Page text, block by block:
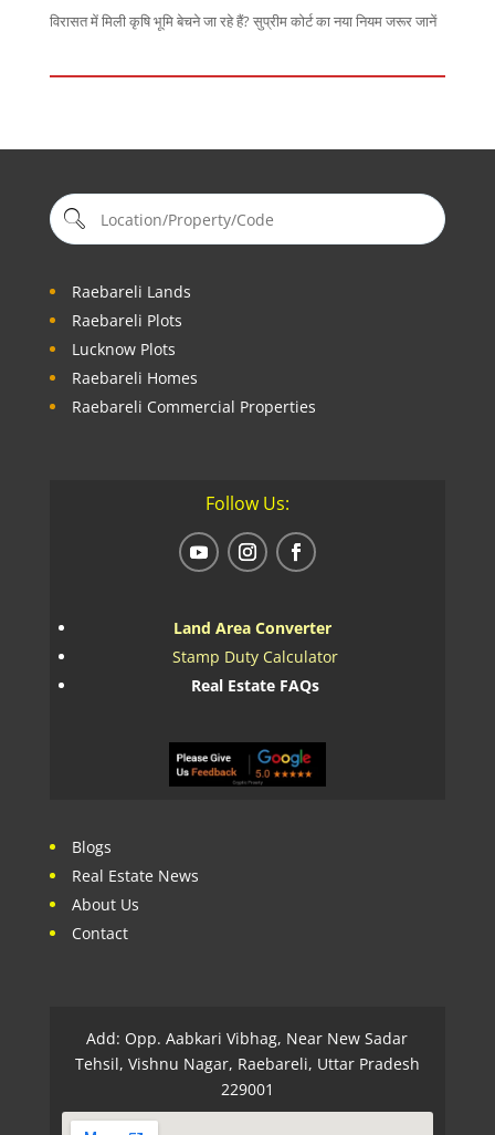
विरासत में मिली कृषि भूमि बेचने जा रहे हैं? सुप्रीम कोर्ट का नया नियम जरूर जानें
Raebareli Lands
Raebareli Plots
Lucknow Plots
Raebareli Homes
Raebareli Commercial Properties
Follow Us:
Land Area Converter
Stamp Duty Calculator
Real Estate FAQs
Blogs
Real Estate News
About Us
Contact
Add: Opp. Aabkari Vibhag, Near New Sadar
Tehsil, Vishnu Nagar, Raebareli, Uttar Pradesh
229001